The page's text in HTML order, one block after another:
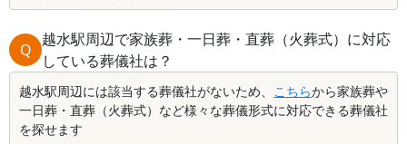
Q
越水駅周辺で家族葬・一日葬・直葬（火葬式）に対応
している葬儀社は？
越水駅周辺には該当する葬儀社がないため、 こちらから家族葬や
一日葬・直葬（火葬式）など様々な葬儀形式に対応できる葬儀社
を探せます